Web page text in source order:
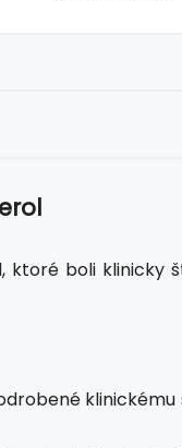
boli klinicky
klinickému